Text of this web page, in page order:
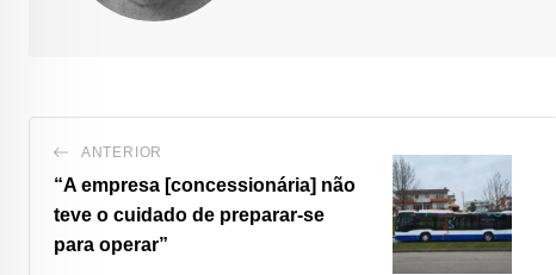
ANTERIOR
“A empresa [concessionária] não
teve o cuidado de preparar-se
para operar”